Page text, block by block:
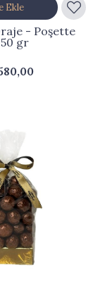
- Poşette
gr
Ekle